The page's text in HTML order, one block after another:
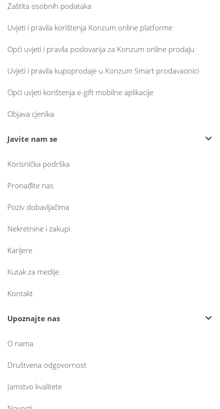
Zaštita osobnih podataka
Uvjeti i pravila korištenja Konzum online platforme
Opći uvjeti i pravila poslovanja za Konzum online prodaju
Uvjeti i pravila kupoprodaje u Konzum Smart prodavaonici
Opći uvjeti korištenja e-gift mobilne aplikacije
Objava cjenika
Javite nam se
Korisnička podrška
Pronađite nas
Poziv dobavljačima
Nekretnine i zakupi
Karijere
Kutak za medije
Kontakt
Upoznajte nas
O nama
Društvena odgovornost
Jamstvo kvalitete